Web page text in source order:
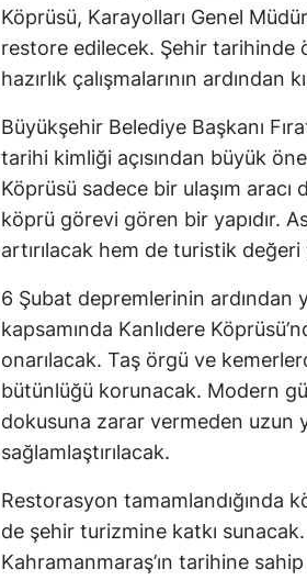
Köprüsü, Karayolları Genel
restore edilecek. Şehir tarihinde
hazırlık çalışmalarının
Büyükşehir Belediye Başkanı
tarihi kimliği açısından büyük
Köprüsü sadece bir ulaşım
köprü görevi gören bir yapıdır.
artırılacak hem de turistik
6 Şubat depremlerinin ardından
kapsamında Kanlıdere
onarılacak. Taş örgü ve
bütünlüğü korunacak. Modern
dokusuna zarar vermeden uzun
sağlamlaştırılacak.
Restorasyon tamamlandığında
de şehir turizmine katkı sunacak.
Kahramanmaraş’ın tarihine